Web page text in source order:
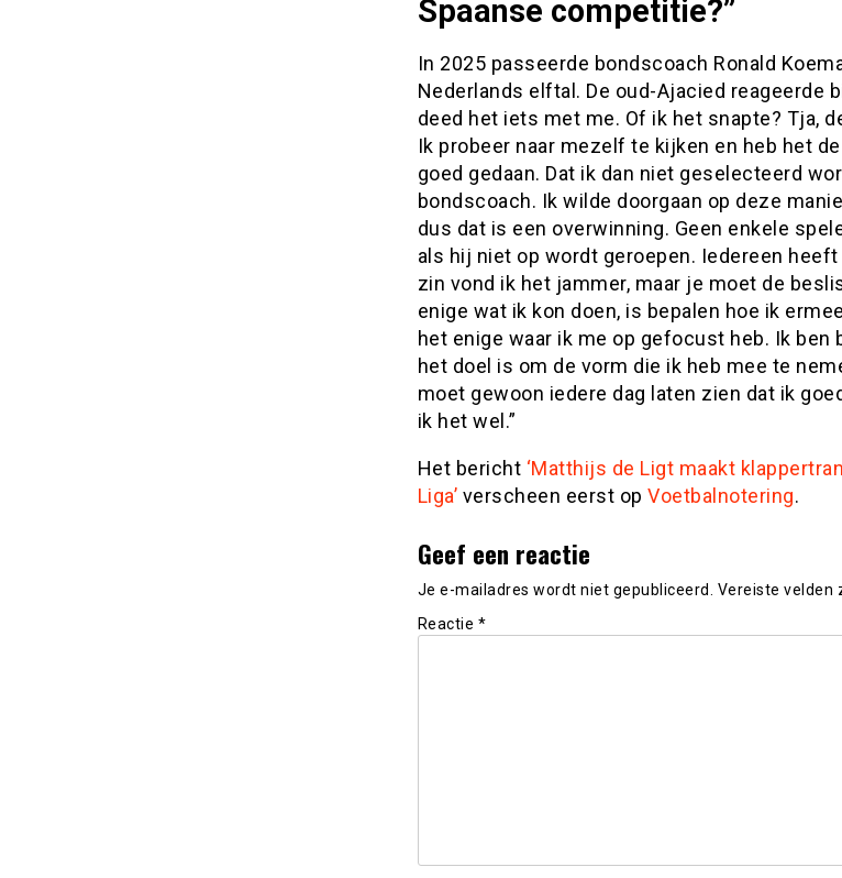
Spaanse competitie?”
In 2025 passeerde bondscoach Ronald
Nederlands elftal. De oud-Ajacied reageerde
deed het iets met me. Of ik het snapte? Tja,
Ik probeer naar mezelf te kijken en heb het
goed gedaan. Dat ik dan niet geselecteerd
bondscoach. Ik wilde doorgaan op deze
dus dat is een overwinning. Geen enkele
als hij niet op wordt geroepen. Iedereen heeft
zin vond ik het jammer, maar je moet de
enige wat ik kon doen, is bepalen hoe ik
het enige waar ik me op gefocust heb. Ik ben
het doel is om de vorm die ik heb mee te
moet gewoon iedere dag laten zien dat ik
ik het wel.”
Het bericht ‘Matthijs de Ligt maakt
Liga’ verscheen eerst op Voetbalnotering.
Geef een reactie
Je e-mailadres wordt niet gepubliceerd. Vereiste velden
Reactie *